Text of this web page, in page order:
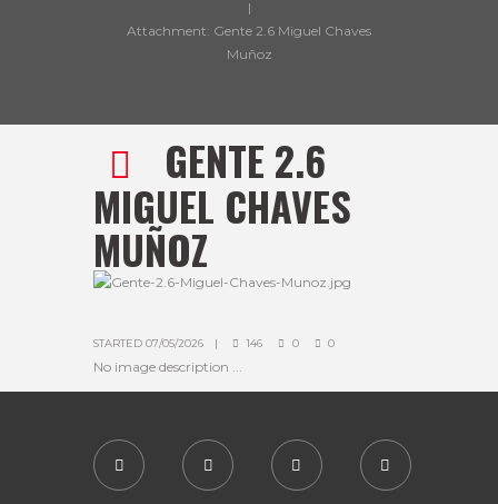
Attachment: Gente 2.6 Miguel Chaves
Muñoz
GENTE 2.6
MIGUEL CHAVES
MUÑOZ
STARTED 07/05/2026 146 0 0
No image description ...